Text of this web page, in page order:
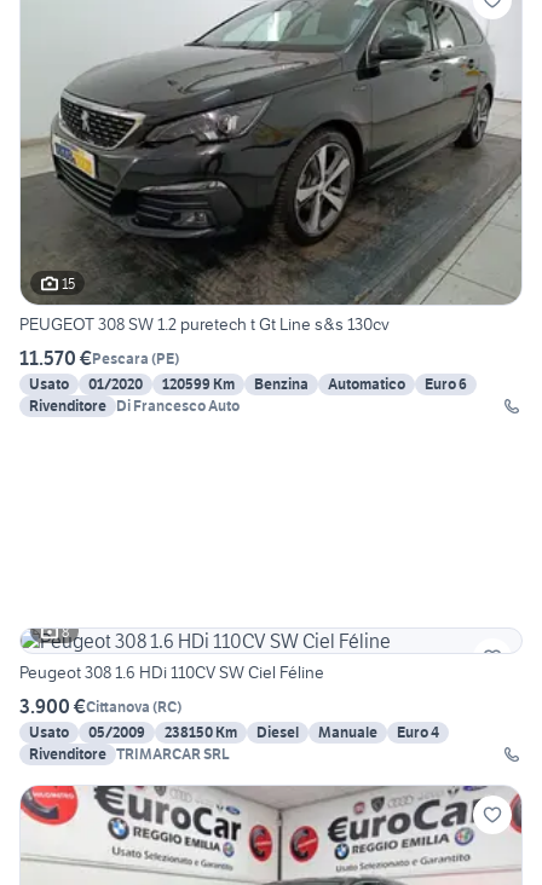
15
PEUGEOT 308 SW 1.2 puretech t Gt Line s&s 130cv
11.570 €Pescara (PE)
Usato
01/2020 120599 Km Benzina Automatico
Euro 6
Rivenditore Di Francesco Auto
8
Peugeot 308 1.6 HDi 110CV SW Ciel Féline
3.900 €Cittanova (RC)
Usato
05/2009 238150 Km Diesel Manuale
Euro 4
Rivenditore TRIMARCAR SRL